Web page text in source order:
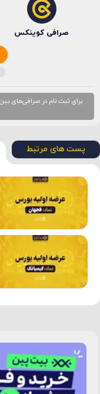
صرافی کوینکس
پست های مرتبط